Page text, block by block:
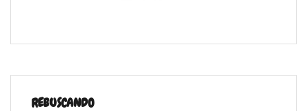
REBUSCANDO